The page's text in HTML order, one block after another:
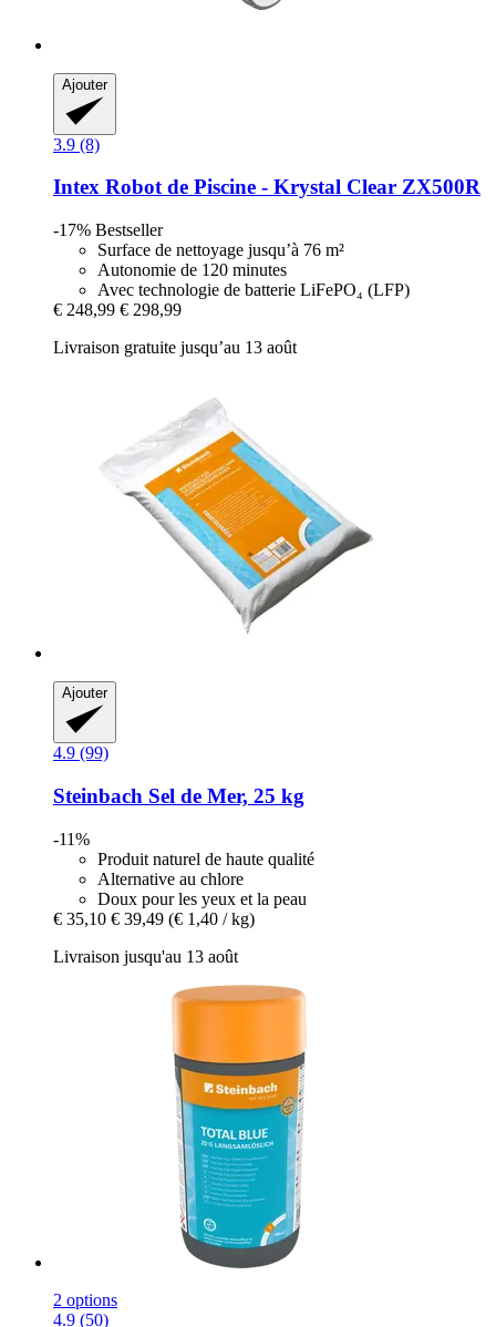
Ajouter
3.9 (8)
Intex Robot de Piscine -​ Krystal Clear ZX500R
-17% Bestseller
Surface de nettoyage jusqu’à 76 m²
Autonomie de 120 minutes
Avec technologie de batterie LiFePO₄ (LFP)
€ 248,99 € 298,99
Livraison gratuite jusqu’au 13 août
Ajouter
4.9 (99)
Steinbach Sel de Mer, 25 kg
-11%
Produit naturel de haute qualité
Alternative au chlore
Doux pour les yeux et la peau
€ 35,10 € 39,49 (€ 1,40 / kg)
Livraison jusqu'au 13 août
2 options
4.9 (50)